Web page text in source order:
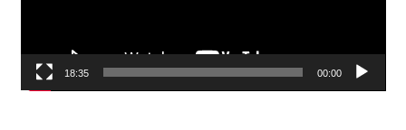
00:00
18:35